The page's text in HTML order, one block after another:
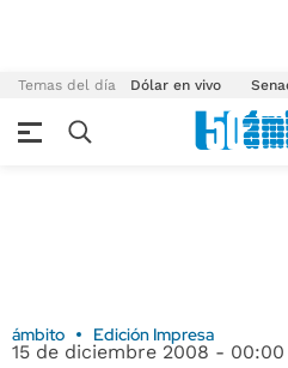
Temas del día Dólar en vivo
ámbito Edición Impresa
15 de diciembre 2008 - 00:00